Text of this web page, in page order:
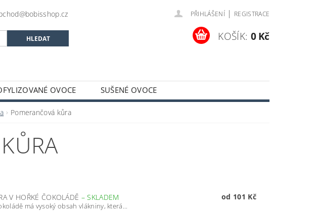
PŘIHLÁŠENÍ | REGISTRACE
KOŠÍK: 0 Kč
OVOCE
SUŠENÉ OVOCE
OBCHODNÍ PODMÍNKY
Pomerančová kůra
V HOŘKÉ ČOKOLÁDĚ –SKLADEM
má vysoký obsah vlákniny, která...
od 101 Kč